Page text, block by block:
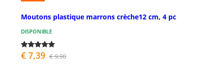
Moutons plastique marrons crèche12 cm, 4 pc
DISPONIBLE
€ 7,39 € 9,90